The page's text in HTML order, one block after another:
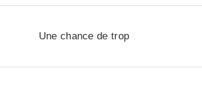
Une chance de trop